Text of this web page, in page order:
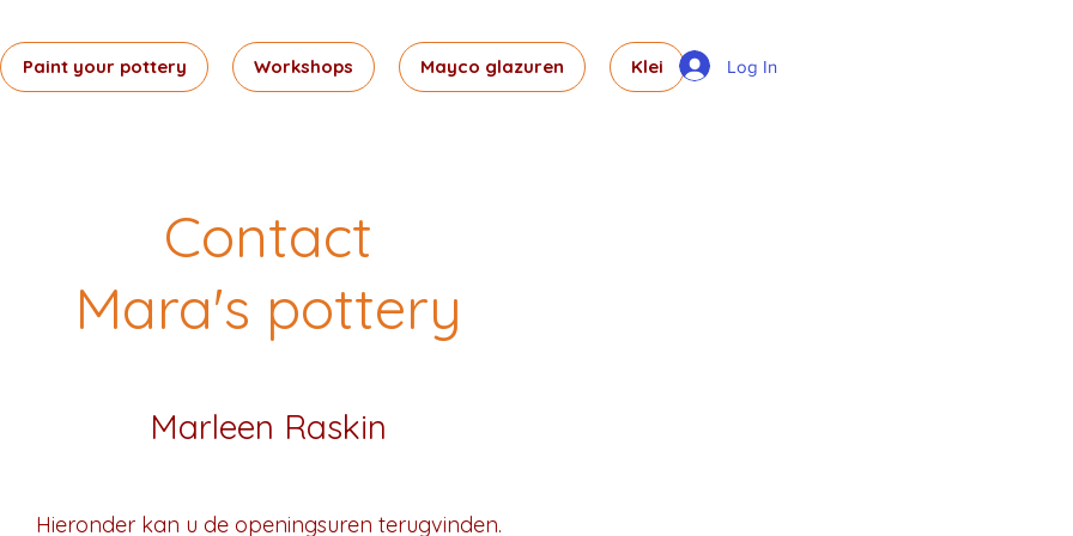
Paint your pottery Workshops Mayco glazuren Klei Log In
Contact
Mara's pottery
Marleen Raskin
Hieronder kan u de openingsuren terugvinden.